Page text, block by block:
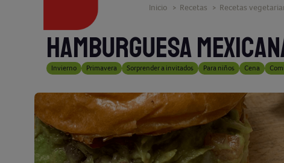
HAMBURGUESA
Invierno Primavera Sorprender a invitados Para niños Cena
Inicio > Recetas > Recetas